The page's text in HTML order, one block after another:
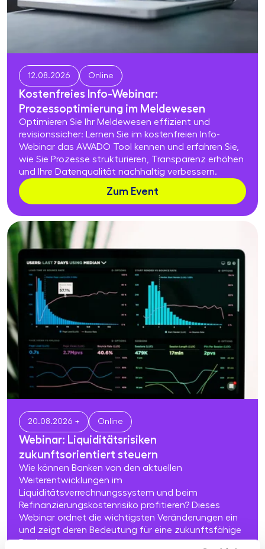
12.08.2026 Online
Kostenfreies Info-Webinar:
Prozessoptimierung im Meldewesen
Optimieren Sie Ihr Meldewesen effizient und
revisionssicher: Lernen Sie im kostenfreien Info-
Webinar das AWADO Tool kennen und erfahren Sie,
wie Sie Prozesse strukturieren, Transparenz erhöhen
und Ihre Datenqualität nachhaltig verbessern.
Zum Event
20.08.2026 + Online
Webinar: Liquiditätsrisiken
zukunftsorientiert steuern
Wie können Banken von den aktuellen
Weiterentwicklungen im
Liquiditätsverrechnungssystem und beim
Refinanzierungskostenrisiko profitieren? Dieses
Webinar ordnet die wichtigsten Veränderungen ein
und zeigt deren Bedeutung für eine zukunftsfähige
Banksteuerung.